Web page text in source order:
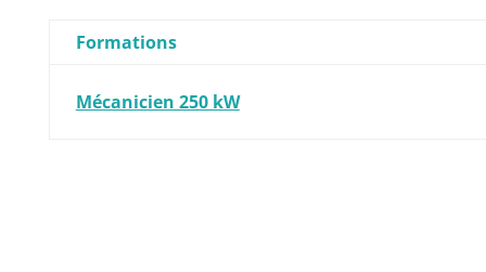
Formations
Mécanicien 250 kW